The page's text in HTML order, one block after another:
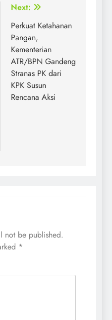
Next:
Perkuat Ketahanan
Pangan,
Kementerian
ATR/BPN Gandeng
Stranas PK dari
KPK Susun
Rencana Aksi
not be published.
*